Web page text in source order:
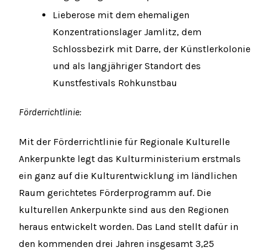
Lieberose mit dem ehemaligen
Konzentrationslager Jamlitz, dem
Schlossbezirk mit Darre, der Künstlerkolonie
und als langjähriger Standort des
Kunstfestivals Rohkunstbau
Förderrichtlinie:
Mit der Förderrichtlinie für Regionale Kulturelle
Ankerpunkte legt das Kulturministerium erstmals
ein ganz auf die Kulturentwicklung im ländlichen
Raum gerichtetes Förderprogramm auf. Die
kulturellen Ankerpunkte sind aus den Regionen
heraus entwickelt worden. Das Land stellt dafür in
den kommenden drei Jahren insgesamt 3,25